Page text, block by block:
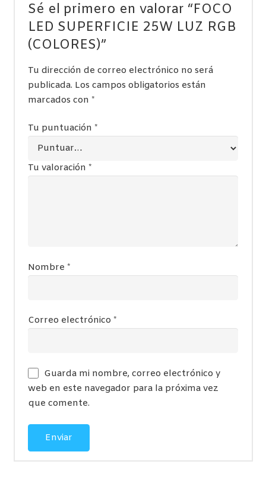
Sé el primero en valorar “FOCO
LED SUPERFICIE 25W LUZ RGB
(COLORES)”
Tu dirección de correo electrónico no será
publicada. Los campos obligatorios están
marcados con *
Tu puntuación *
Tu valoración *
Nombre *
Correo electrónico *
Guarda mi nombre, correo electrónico y
web en este navegador para la próxima vez
que comente.